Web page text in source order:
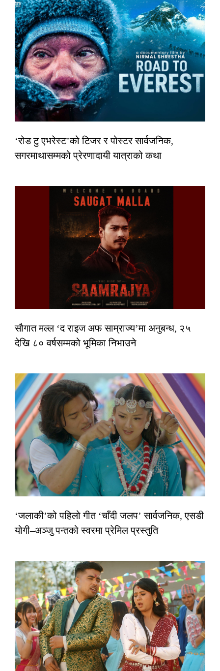
‘रोड टु एभरेस्ट’को टिजर र पोस्टर सार्वजनिक,
सगरमाथासम्मको प्रेरणादायी यात्राको कथा
सौगात मल्ल ‘द राइज अफ साम्राज्य’मा अनुबन्ध, २५
देखि ८० वर्षसम्मको भूमिका निभाउने
‘जलाकी’को पहिलो गीत ‘चाँदी जलप’ सार्वजनिक, एसडी
योगी–अञ्जु पन्तको स्वरमा प्रेमिल प्रस्तुति